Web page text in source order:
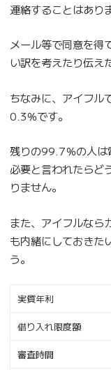
連絡することはあり
メール等で同意を得
い訳を考えたり伝え
ちなみに、アイフル
0.3％です。
残りの99.7％の人は
必要と言われたらど
りません。
また、アイフルなら
も内緒にしておきた
う。
実質年利
借り入れ限度額
審査時間